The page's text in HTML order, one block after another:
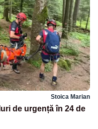
Stoica Marian
de urgență în 24 de